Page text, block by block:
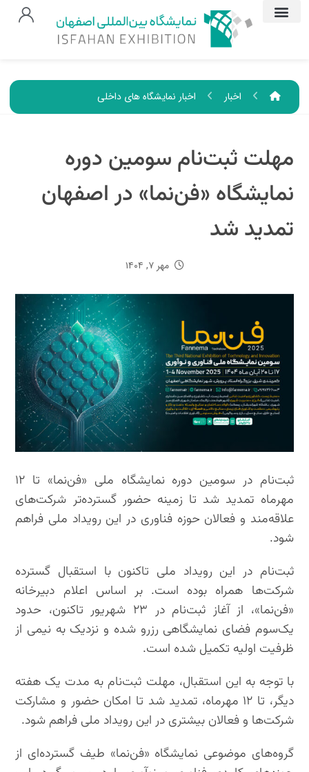
اخبار اخبار نمایشگاه های داخلی
مهلت ثبت‌نام سومین دوره
نمایشگاه «فن‌نما» در اصفهان
تمدید شد
مهر ۷, ۱۴۰۴
ثبت‌نام در سومین دوره نمایشگاه ملی «فن‌نما» تا ۱۲
مهرماه تمدید شد تا زمینه حضور گسترده‌تر شرکت‌های
علاقه‌مند و فعالان حوزه فناوری در این رویداد ملی فراهم
شود.
ثبت‌نام در این رویداد ملی تاکنون با استقبال گسترده
شرکت‌ها همراه بوده است. بر اساس اعلام دبیرخانه
«فن‌نما»، از آغاز ثبت‌نام در ۲۳ شهریور تاکنون، حدود
یک‌سوم فضای نمایشگاهی رزرو شده و نزدیک به نیمی از
ظرفیت اولیه تکمیل شده است.
با توجه به این استقبال، مهلت ثبت‌نام به مدت یک هفته
دیگر، تا ۱۲ مهرماه، تمدید شد تا امکان حضور و مشارکت
شرکت‌ها و فعالان بیشتری در این رویداد ملی فراهم شود.
گروه‌های موضوعی نمایشگاه «فن‌نما» طیف گسترده‌ای از